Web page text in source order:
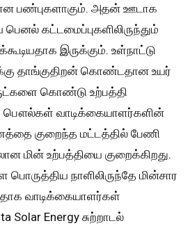
பண்புகளாகும். அதன் ஊடாக
பெனல் கட்டமைப்புகளிலிருந்தும்
இருக்கும். உள்நாட்டு
தாங்குதிறன் கொண்டதான உயர்
கொண்டு உற்பத்தி
பௌல்கள் வாடிக்கையாளர்களின்
குறைந்த மட்டத்தில் பேணி
மின் உற்பத்தியை குறைக்கிறது.
நாளிலிருந்தே மின்சார
வாடிக்கையாளர்கள்
Solar Energy சுற்றாடல்